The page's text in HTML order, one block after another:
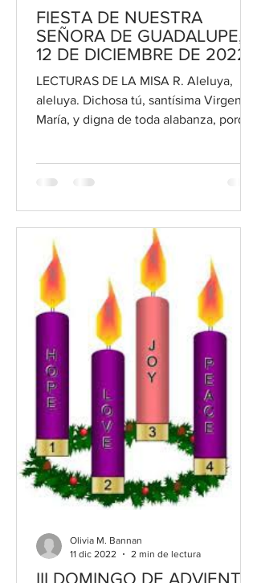
FIESTA DE NUESTRA
SEÑORA DE GUADALUPE,
12 DE DICIEMBRE DE 2022
LECTURAS DE LA MISA R. Aleluya,
aleluya. Dichosa tú, santísima Virgen
María, y digna de toda alabanza, porque
III DOMINGO DE ADVIENTO,
Olivia M. Bannan
11 dic 2022
2 min de lectura